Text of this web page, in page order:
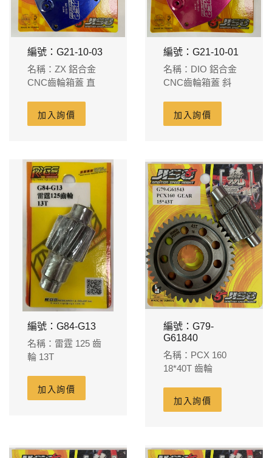
編號：G21-10-03
名稱：ZX 鋁合金
CNC齒輪箱蓋 直
加入詢價
編號：G21-10-01
名稱：DIO 鋁合金
CNC齒輪箱蓋 斜
加入詢價
編號：G84-G13
名稱：雷霆 125 齒
輪 13T
加入詢價
編號：G79-
G61840
名稱：PCX 160
18*40T 齒輪
加入詢價